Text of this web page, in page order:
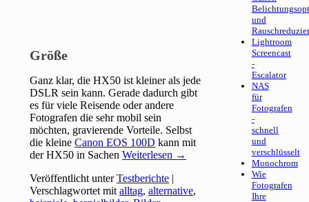
Größe
Ganz klar, die HX50 ist kleiner als jede
DSLR sein kann. Gerade dadurch gibt
es für viele Reisende oder andere
Fotografen die sehr mobil sein
möchten, gravierende Vorteile. Selbst
die kleineCanon EOS 100D kann mit
der HX50 in SachenWeiterlesen →
Veröffentlicht unter Testberichte |
Verschlagwortet mit alltag,alternative,
und
Lightroom
Screencast
-
Escalator
NAS
für
Fotografen
-
schnell
und
verschlüsselt
Monochrom
Wie
Fotografen
Ihre